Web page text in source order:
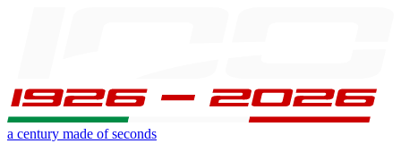
a century made of seconds